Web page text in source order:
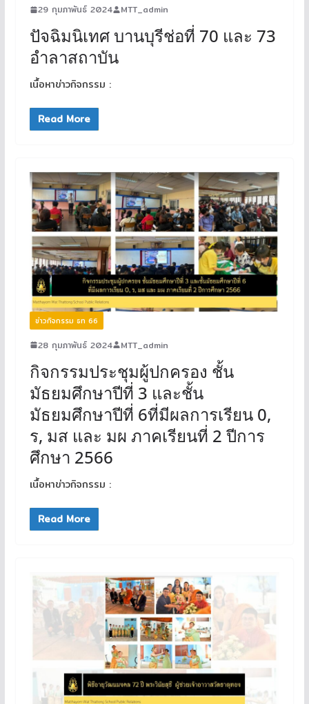
29 กุมภาพันธ์ 2024 MTT_admin
ปัจฉิมนิเทศ บานบุรีช่อที่ 70 และ 73
อำลาสถาบัน
เนื้อหาข่าวกิจกรรม :
Read More
ข่าวกิจกรรม ธท 66
28 กุมภาพันธ์ 2024 MTT_admin
กิจกรรมประชุมผู้ปกครอง ชั้น
มัธยมศึกษาปีที่ 3 และชั้น
มัธยมศึกษาปีที่ 6ที่มีผลการเรียน 0,
ร, มส และ มผ ภาคเรียนที่ 2 ปีการ
ศึกษา 2566
เนื้อหาข่าวกิจกรรม :
Read More